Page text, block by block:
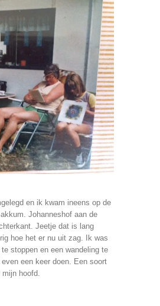
en ik kwam ineens op de
Johanneshof aan de
Jeetje dat is lang
hoe het er nu uit zag. Ik was
stoppen en een wandeling te
een keer doen. Een soort
mijn hoofd.